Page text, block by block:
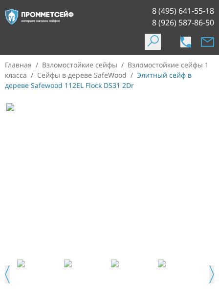
8 (495) 641-55-18
8 (926) 587-86-50
Главная / Взломостойкие сейфы / Взломостойкие сейфы 1
класса / Сейфы в дереве SafeWood / Элитный сейф в
дереве Safewood 112EL Flock DS31 2Dr